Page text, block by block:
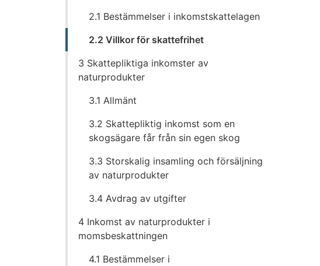
2.1 Bestämmelser i inkomstskattelagen
2.2 Villkor för skattefrihet
3 Skattepliktiga inkomster av
naturprodukter
3.1 Allmänt
3.2 Skattepliktig inkomst som en
skogsägare får från sin egen skog
3.3 Storskalig insamling och försäljning
av naturprodukter
3.4 Avdrag av utgifter
4 Inkomst av naturprodukter i
momsbeskattningen
4.1 Bestämmelser i